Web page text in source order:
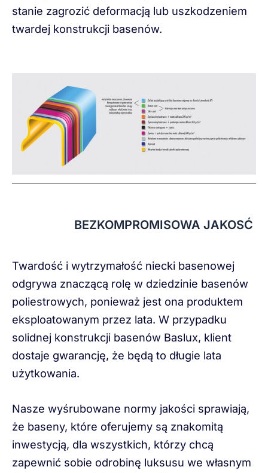
stanie zagrozić deformacją lub uszkodzeniem
twardej konstrukcji basenów.
BEZKOMPROMISOWA JAKOSĆ
Twardość i wytrzymałość niecki basenowej
odgrywa znaczącą rolę w dziedzinie basenów
poliestrowych, ponieważ jest ona produktem
eksploatowanym przez lata. W przypadku
solidnej konstrukcji basenów Baslux, klient
dostaje gwarancję, że będą to długie lata
użytkowania.
Nasze wyśrubowane normy jakości sprawiają,
że baseny, które oferujemy są znakomitą
inwestycją, dla wszystkich, którzy chcą
zapewnić sobie odrobinę luksusu we własnym